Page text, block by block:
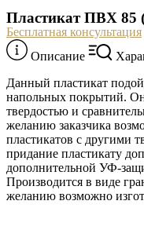
Пластикат ПВХ 85
Бесплатная консультация
Описание
Данный пластикат
напольных покрытий. Он
твердостью и
желанию заказчика
пластикатов с другими
придание пластикату
дополнительной УФ-
Производится в виде
желанию возможно